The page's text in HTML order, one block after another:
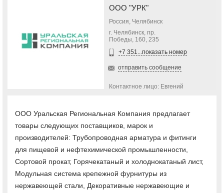
ООО "УРК"
Россия, Челябинск
г. Челябинск, пр.
Победы, 160, 235
+7 351...показать номер
отправить сообщение
Контактное лицо: Евгений
ООО Уральская Региональная Компания предлагает
товары следующих поставщиков, марок и
производителей: Трубопроводная арматура и фитинги
для пищевой и нефтехимической промышленности,
Сортовой прокат, Горячекатаный и холоднокатаный лист,
Модульная система крепежной фурнитуры из
нержавеющей стали, Декоративные нержавеющие и